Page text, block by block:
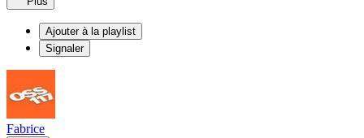
Ajouter à la playlist
Signaler
Fabrice